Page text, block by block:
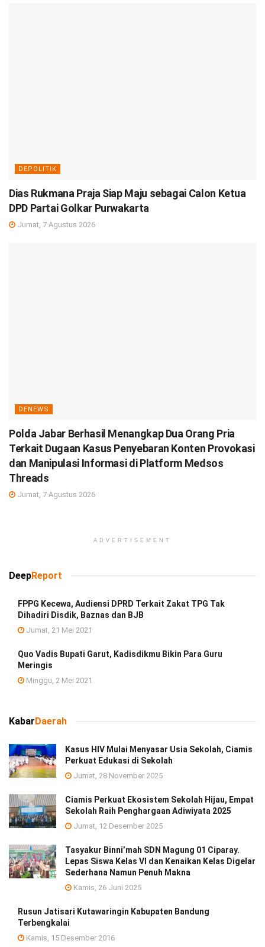
DEPOLITIK
Dias Rukmana Praja Siap Maju sebagai Calon Ketua
DPD Partai Golkar Purwakarta
Jumat, 7 Agustus 2026
DENEWS
Polda Jabar Berhasil Menangkap Dua Orang Pria
Terkait Dugaan Kasus Penyebaran Konten Provokasi
dan Manipulasi Informasi di Platform Medsos
Threads
Jumat, 7 Agustus 2026
ADVERTISEMENT
DeepReport
FPPG Kecewa, Audiensi DPRD Terkait Zakat TPG Tak
Dihadiri Disdik, Baznas dan BJB
Jumat, 21 Mei 2021
Quo Vadis Bupati Garut, Kadisdikmu Bikin Para Guru
Meringis
Minggu, 2 Mei 2021
KabarDaerah
Kasus HIV Mulai Menyasar Usia Sekolah, Ciamis
Perkuat Edukasi di Sekolah
Jumat, 28 November 2025
Ciamis Perkuat Ekosistem Sekolah Hijau, Empat
Sekolah Raih Penghargaan Adiwiyata 2025
Jumat, 12 Desember 2025
Tasyakur Binni’mah SDN Magung 01 Ciparay.
Lepas Siswa Kelas VI dan Kenaikan Kelas Digelar
Sederhana Namun Penuh Makna
Kamis, 26 Juni 2025
Rusun Jatisari Kutawaringin Kabupaten Bandung
Terbengkalai
Kamis, 15 Desember 2016